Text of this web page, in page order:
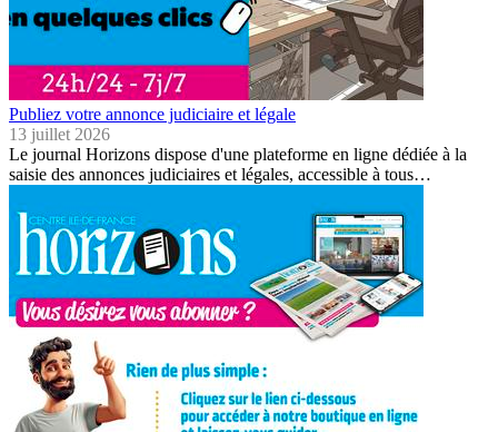
Publiez votre annonce judiciaire et légale
13 juillet 2026
Le journal Horizons dispose d'une plateforme en ligne dédiée à la
saisie des annonces judiciaires et légales, accessible à tous…